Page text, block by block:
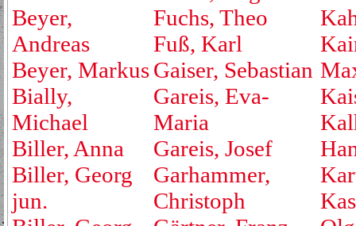
Beyer,
Andreas
Beyer, Markus
Bially,
Michael
Biller, Anna
Biller, Georg
jun.
Fuchs, Theo
Fuß, Karl
Gaiser, Sebastian
Gareis, Eva-
Maria
Gareis, Josef
Garhammer,
Christoph